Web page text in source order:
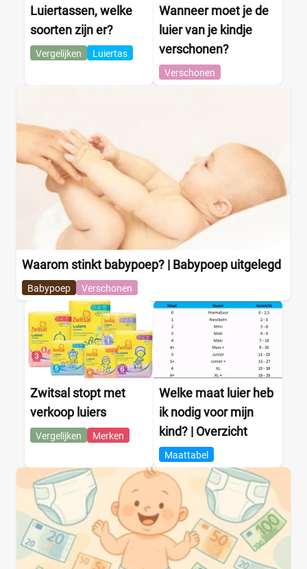
Luiertassen, welke
soorten zijn er?
Vergelijken Luiertas
Wanneer moet je de
luier van je kindje
verschonen?
Verschonen
Waarom stinkt babypoep? | Babypoep uitgelegd
Babypoep Verschonen
Zwitsal stopt met
verkoop luiers
Vergelijken Merken
Welke maat luier heb
ik nodig voor mijn
kind? | Overzicht
Maattabel